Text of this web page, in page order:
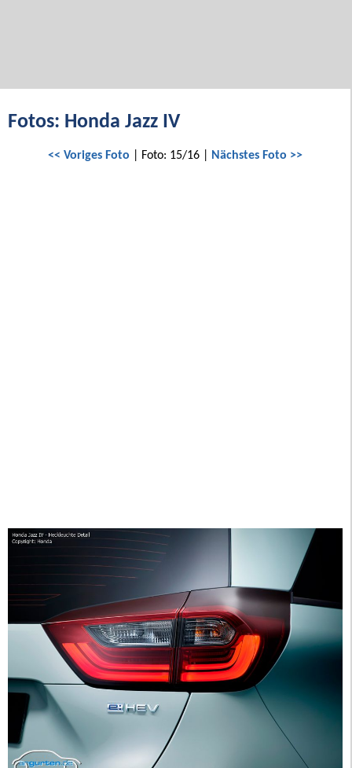
Fotos: Honda Jazz IV
<< Voriges Foto | Foto: 15/16 | Nächstes Foto >>